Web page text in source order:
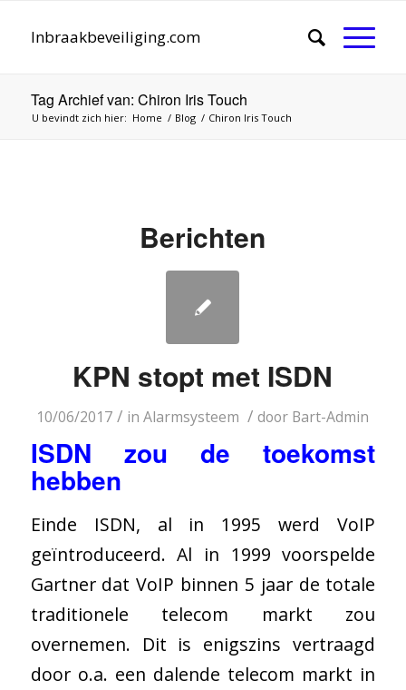
Inbraakbeveiliging.com
Tag Archief van: Chiron Iris Touch
U bevindt zich hier: Home / Blog / Chiron Iris Touch
Berichten
KPN stopt met ISDN
10/06/2017 / inAlarmsysteem / door Bart-Admin
ISDN zou de toekomst
hebben
Einde ISDN, al in 1995 werd VoIP
geïntroduceerd. Al in 1999 voorspelde
Gartner dat VoIP binnen 5 jaar de totale
traditionele telecom markt zou
overnemen. Dit is enigszins vertraagd
door o.a. een dalende telecom markt in